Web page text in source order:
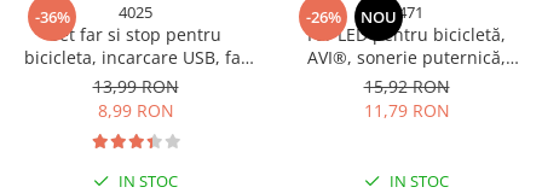
-36% 4025
Set far si stop pentru
bicicleta, incarcare USB, far
6.5cm, waterproof, AVI-4025
13,99 RON
8,99 RON
IN STOC
-26% NOU5471
Far LED pentru bicicletă,
AVI®, sonerie puternică,
încărcare solară și USB-C,
buton cu fir, prindere rapidă,
AVI-5471
15,92 RON
11,79 RON
IN STOC